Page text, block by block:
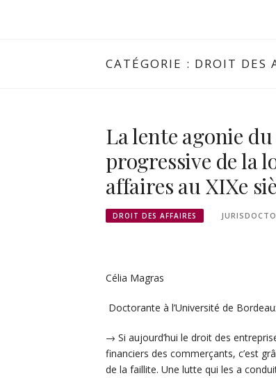
CATÉGORIE : DROIT DES
La lente agonie
progressive de la
affaires au XIXe
DROIT DES AFFAIRES
Célia Magras
Doctorante à l’Université de
→ Si aujourd’hui le droit des
financiers des commerçants, c’est
de la faillite. Une lutte qui les a